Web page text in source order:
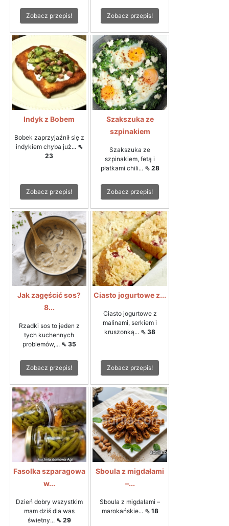
Zobacz przepis! Zobacz przepis!
Indyk z Bobem
Bobek zaprzyjaźnił się z
indykiem chyba już... ⇖
23
Zobacz przepis!
Szakszuka ze
szpinakiem
Szakszuka ze
szpinakiem, fetą i
płatkami chili... ⇖ 28
Zobacz przepis!
Jak zagęścić sos?
8...
Rzadki sos to jeden z
tych kuchennych
problemów,... ⇖ 35
Zobacz przepis!
Ciasto jogurtowe z...
Ciasto jogurtowe z
malinami, serkiem i
kruszonką... ⇖ 38
Zobacz przepis!
Fasolka szparagowa
w...
Dzień dobry wszystkim
mam dziś dla was
świetny... ⇖ 29
Sboula z migdałami
–...
Sboula z migdałami –
marokańskie... ⇖ 18